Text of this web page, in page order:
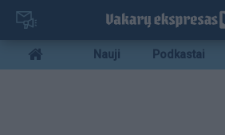
Pereiti
pagrindinį
turinį
Mobile
menu
Nauji Podkastai